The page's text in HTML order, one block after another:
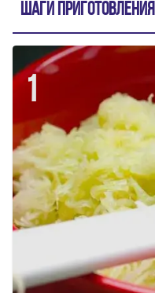
Шаги приготовления
1